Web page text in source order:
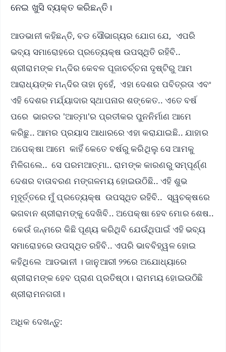
ନେଇ ଖୁସି ବ୍ୟକ୍ତ କରିଛନ୍ତି।
ଆଡଭାନୀ କହିଛନ୍ତି, ବଡ ସୌଭାଗ୍ୟର ଯୋଗ ଯେ, ଏପରି
ଭବ୍ୟ ସମାରୋହରେ ପ୍ରତ୍ୟେକ୍ଷ ଉପସ୍ଥିତି ରହିବି..
ଶ୍ରୀରାମଙ୍କ ମନ୍ଦିର କେବଳ ପୂଜାଚର୍ଚ୍ଚନା ଦୃଷ୍ଟିରୁ ଆମ
ଆରାଧ୍ୟଙ୍କ ମନ୍ଦିର ତାହା ନୁହେଁ, ଏହା ଦେଶର ପବିତ୍ରତା ଏବଂ
ଏହି ଦେଶର ମର୍ଯ୍ୟାଦାର ସ୍ଥାପନାର ଶଙ୍କେତ.. ଏତେ ବର୍ଷ
ପରେ ଭାରତର 'ଆତ୍ମା'ର ପ୍ରତୀକର ପୁନନିର୍ମାଣ ଆମେ
କରିଛୁ.. ଆମର ପ୍ରୟାସ ଆଧାରରେ ଏହା କରାଯାଇଛି.. ଯାହାର
ଅପେକ୍ଷା ଆମେ କାହିଁ କେତେ ବର୍ଷରୁ କରିଥିଲୁ ସେ ଆମକୁ
ମିଳିଗଲେ.. ସେ ପରମଆତ୍ମା.. ରାମଙ୍କ କାରଣରୁ ସମ୍ପୂର୍ଣ୍ଣ
ଦେଶର ବାତାବରଣ ମଙ୍ଗଳମୟ ହୋଇଉଠିଛି.. ଏହି ଶୁଭ
ମୂହୂର୍ତ୍ତରେ ମୁଁ ପ୍ରତ୍ୟେକ୍ଷ ଉପସ୍ଥିତ ରହିବି.. ସ୍ୱଚକ୍ଷରେ
ଭଗବାନ ଶ୍ରୀରାମଙ୍କୁ ଦେଖିବି.. ଅପେକ୍ଷା ହେବ ମୋର ଶେଷ..
କେଉଁ ଜନ୍ମରେ କିଛି ପୂଣ୍ୟ କରିଥିବି ଯେଉଁଥିପାଇଁ ଏହି ଭବ୍ୟ
ସମାରୋହରେ ଉପସ୍ଥିତ ରହିବି.. ଏପରି ଭାବବିହ୍ୱଳ ହୋଇ
କହିଥିଲେ ଆଡଭାନୀ । ଜାନୁଆରୀ ୨୨ରେ ଅଯୋଧ୍ୟାରେ
ଶ୍ରୀରାମଙ୍କ ହେବ ପ୍ରାଣ ପ୍ରତିଷ୍ଠା। ରାମମୟ ହୋଇଉଠିଛି
ଶ୍ରୀରାମନଗରୀ।
ଅଧିକ ଦେଖନ୍ତୁ: